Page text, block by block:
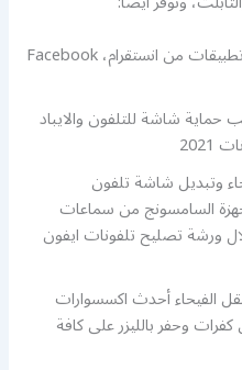
تنزيل برامج اندرويد وتنزيل كافة تطبيقات من انستقرام، Facebook
حماية شاشة للتلفون والايباد
وتبديل شاشة تلفون
السامسونج من سماعات
ورشة تصليح تلفونات ايفون
الفيحاء أحدث اكسسوارات
وحفر بالليزر على كافة